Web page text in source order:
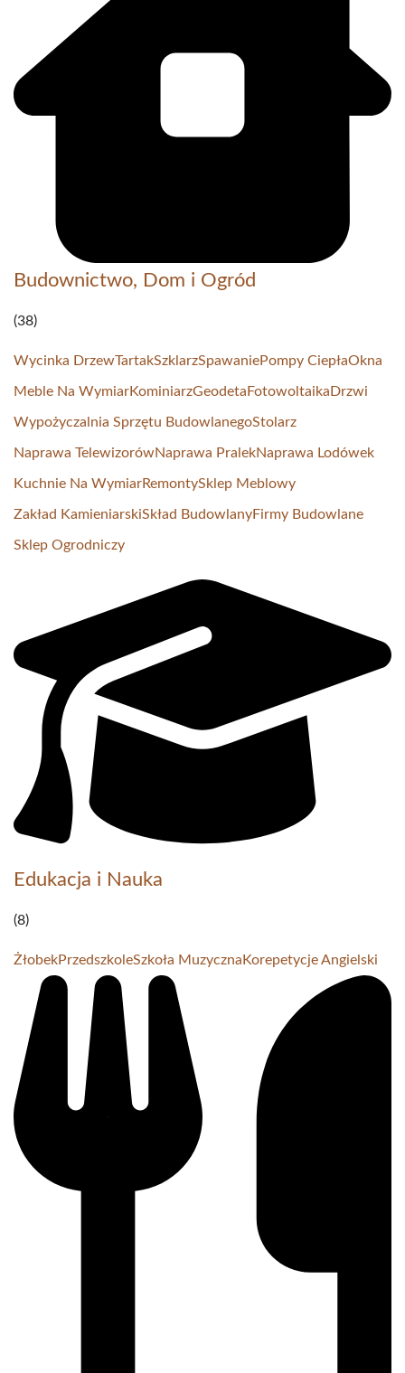
Budownictwo, Dom i Ogród
(38)
Wycinka DrzewTartakSzklarzSpawaniePompy CiepłaOkna
Meble Na WymiarKominiarzGeodetaFotowoltaikaDrzwi
Wypożyczalnia Sprzętu BudowlanegoStolarz
Naprawa TelewizorówNaprawa PralekNaprawa Lodówek
Kuchnie Na WymiarRemontySklep Meblowy
Zakład KamieniarskiSkład BudowlanyFirmy Budowlane
Sklep Ogrodniczy
Edukacja i Nauka
(8)
ŻłobekPrzedszkoleSzkoła Muzyczna Korepetycje Angielski